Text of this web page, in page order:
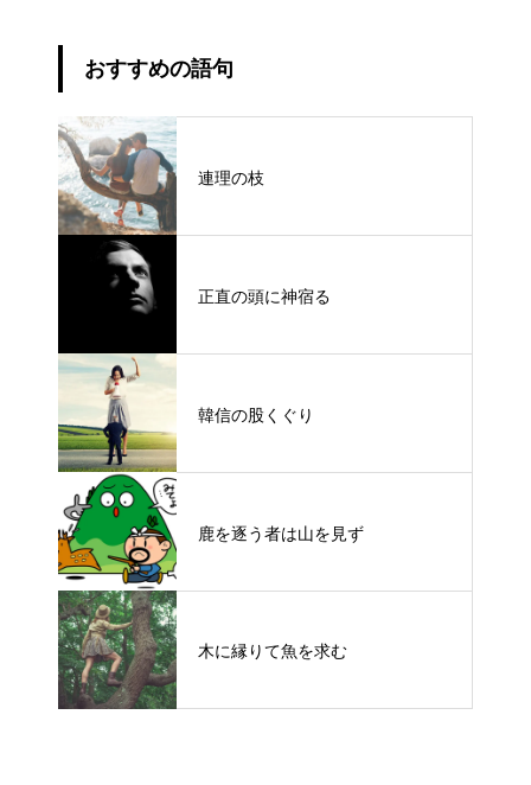
おすすめの語句
連理の枝
正直の頭に神宿る
韓信の股くぐり
鹿を逐う者は山を見ず
木に縁りて魚を求む